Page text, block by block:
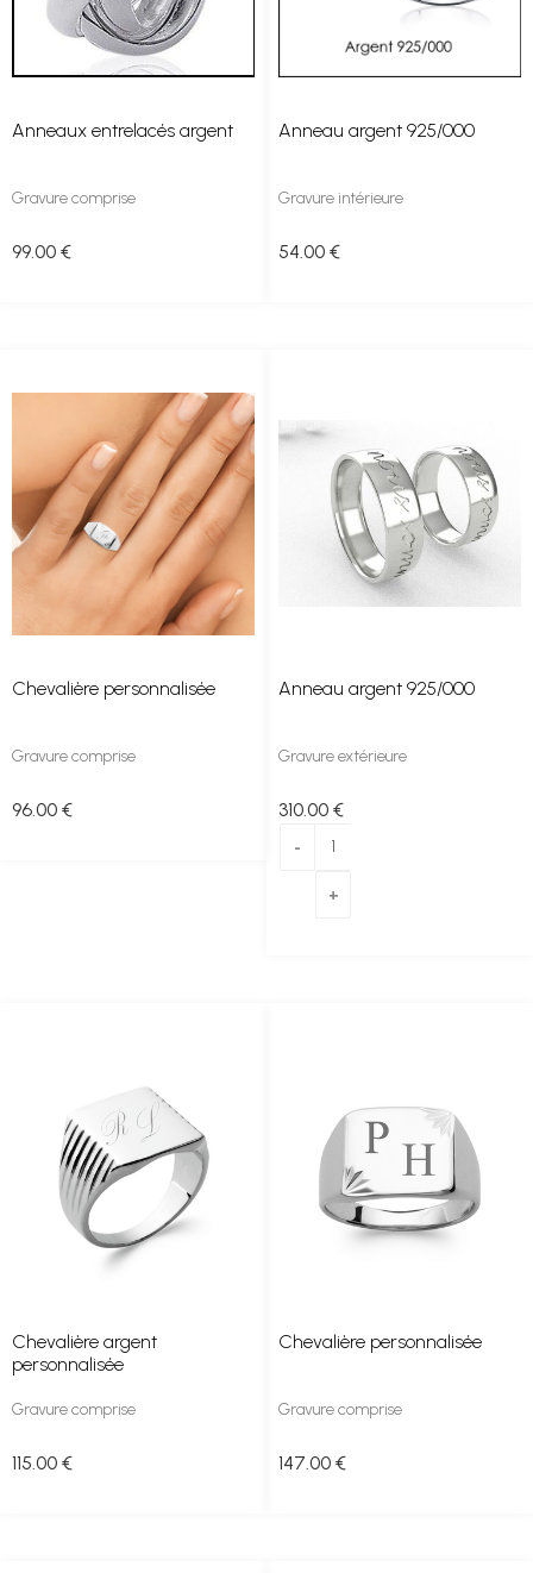
Anneaux entrelacés argent
Gravure comprise
99.00 €
Anneau argent 925/000
Gravure intérieure
54.00 €
Chevalière personnalisée
Gravure comprise
96.00 €
Anneau argent 925/000
Gravure extérieure
310.00 €
Chevalière argent
personnalisée
Gravure comprise
115.00 €
Chevalière personnalisée
Gravure comprise
147.00 €